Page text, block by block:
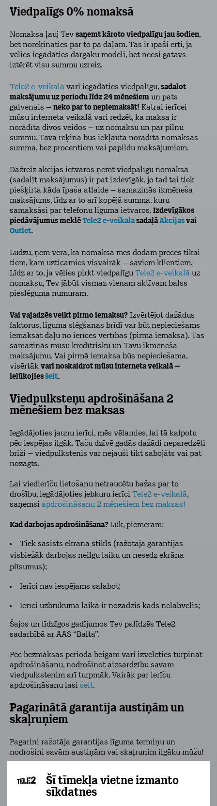
Šī tīmekļa vietne izmanto
sīkdatnes
Viedpalīgs 0% nomaksā
Nomaksa ļauj Tev saņemt kāroto viedpalīgu jau šodien,
bet norēķināties par to pa daļām. Tas ir īpaši ērti, ja
vēlies iegādāties dārgāku modeli, bet neesi gatavs
iztērēt visu summu uzreiz.
Tele2 e-veikalā vari iegādāties viedpalīgu, sadalot
maksājumu uz periodu līdz 24 mēnešiem un pats
galvenais – neko par to nepiemaksāt! Katrai ierīcei
mūsu interneta veikalā vari redzēt, ka maksa ir
norādīta divos veidos – uz nomaksu un par pilnu
summu. Tavā rēķinā būs iekļauta norādītā nomaksas
summa, bez procentiem vai papildu maksājumiem.
Dažreiz akcijas ietvaros ņemt viedpalīgu nomaksā
(sadalīt maksājumus) ir pat izdevīgāk, jo tad tai tiek
piešķirta kāda īpaša atlaide – samazinās ikmēneša
maksājums, līdz ar to arī kopējā summa, kuru
samaksāsi par telefonu līguma ietvaros. Izdevīgākos
piedāvājumus meklēTele2 e-veikalasadaļāAkcijasvai
Outlet.
Lūdzu, ņem vērā, ka nomaksā mēs dodam preces tikai
tiem, kam uzticamies visvairāk – saviem klientiem.
Līdz ar to, ja vēlies pirkt viedpalīgu Tele2 e-veikalā uz
nomaksu, Tev jābūt vismaz vienam aktīvam balss
pieslēguma numuram.
Vai vajadzēs veikt pirmo iemaksu? Izvērtējot dažādus
faktorus, līguma slēgšanas brīdī var būt nepieciešams
iemaksāt daļu no ierīces vērtības (pirmā iemaksa). Tas
samazinās mūsu kredītrisku un Tavu ikmēneša
maksājumu. Vai pirmā iemaksa būs nepieciešama,
visērtāk vari noskaidrot mūsu interneta veikalā –
ielūkojiesšeit.
Viedpulksteņu apdrošināšana 2
mēnešiem bez maksas
Iegādājoties jaunu ierīci, mēs vēlamies, lai tā kalpotu
pēc iespējas ilgāk. Taču dzīvē gadās dažādi neparedzēti
brīži – viedpulkstenis var nejauši tikt sabojāts vai pat
nozagts.
Lai viedierīču lietošanu netraucētu bažas par to
drošību, iegādājoties jebkuru ierīci Tele2 e-veikalā,
saņemsi apdrošināšanu 2 mēnešiem bez maksas!
Kad darbojas apdrošināšana?Lūk, piemēram:
Tiek sasists ekrāna stikls (ražotāja garantijas
visbiežāk darbojas neilgu laiku un nesedz ekrāna
plīsumus);
Ierīci nav iespējams salabot;
Ierīci uzbrukuma laikā ir nozadzis kāds nelabvēlis;
Šajos un līdzīgos gadījumos Tev palīdzēs Tele2
sadarbībā ar AAS “Balta”.
Pēc bezmaksas perioda beigām vari izvēlēties turpināt
apdrošināšanu, nodrošinot aizsardzību savam
viedpulkstenim arī turpmāk. Vairāk par ierīču
apdrošināšanu lasi šeit.
Pagarinātā garantija austiņām un
skaļruņiem
Pagarini ražotāja garantijas līguma termiņu un
nodrošini savām austiņām vai skaļrunim ilgāku mūžu!
Kā tas darbojas?
Ja pēc ražotāja garantijas perioda beigām, ierīcei būs